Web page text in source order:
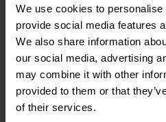
We use cookies to
provide social media features
We also share information
our social media, advertising
may combine it with other
provided to them or that
of their services.
dette i samspill med partnere
vårt, gjør prosjektet ekstra
Lundberg i Arcona.
– De nye lokalene er viktige
å være en attraktiv og